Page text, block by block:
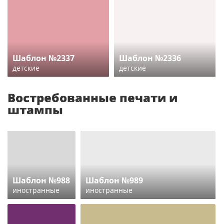
Шаблон №2337
детские
Шаблон №2336
детские
Востребованные печати и
штампы
Шаблон №988
иностранные
Шаблон №989
иностранные